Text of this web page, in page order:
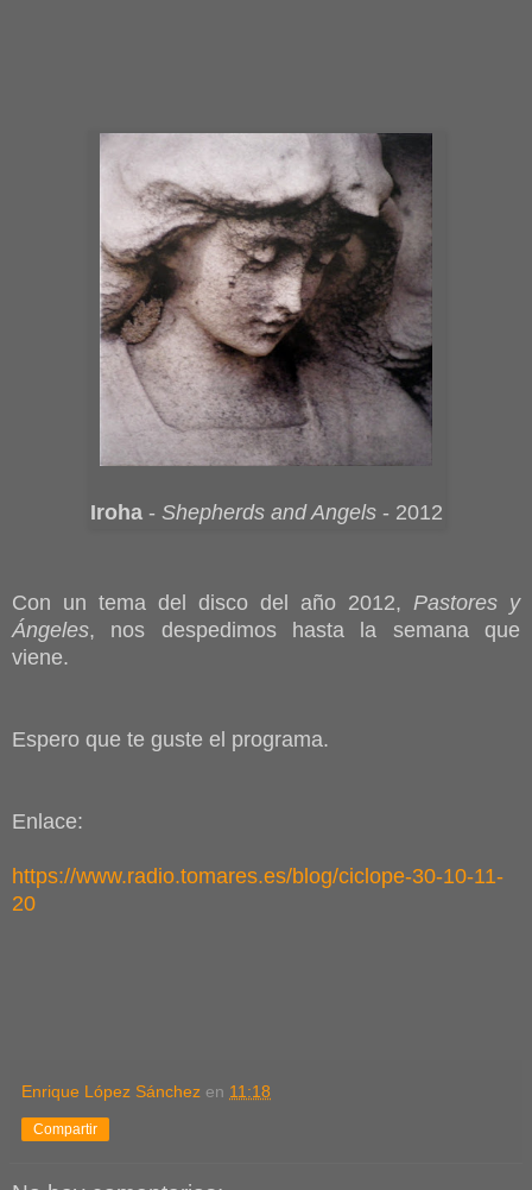
Iroha - Shepherds and Angels - 2012
Con un tema del disco del año 2012, Pastores y
Ángeles, nos despedimos hasta la semana que
viene.
Espero que te guste el programa.
Enlace:
https://www.radio.tomares.es/blog/ciclope-30-10-11-
20
Enrique López Sánchez en 11:18
Compartir